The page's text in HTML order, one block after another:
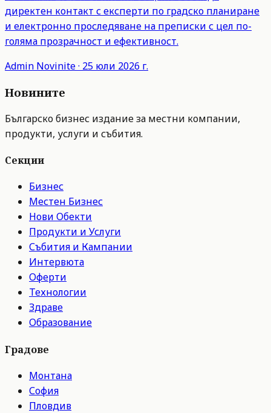
директен контакт с експерти по градско планиране
и електронно проследяване на преписки с цел по-
голяма прозрачност и ефективност.
Admin Novinite· 25 юли 2026 г.
Новините
Българско бизнес издание за местни компании,
продукти, услуги и събития.
Секции
Бизнес
Местен Бизнес
Нови Обекти
Продукти и Услуги
Събития и Кампании
Интервюта
Оферти
Технологии
Здраве
Образование
Градове
Монтана
София
Пловдив